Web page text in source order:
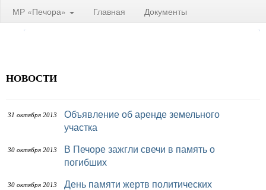
МР «Печора» Главная Документы
НОВОСТИ
31 октября 2013
Объявление об аренде земельного
участка
30 октября 2013
В Печоре зажгли свечи в память о
погибших
30 октября 2013
День памяти жертв политических